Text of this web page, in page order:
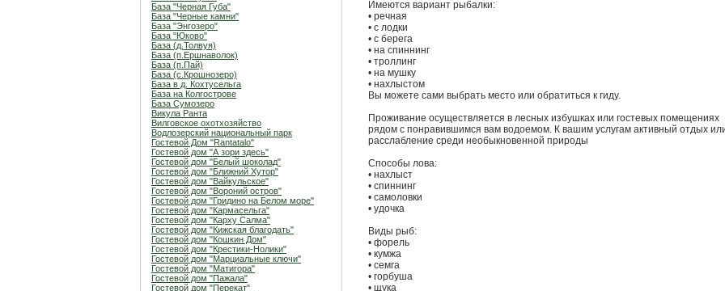
База "Черная Губа"
База "Черные камни"
База "Энгозеро"
База "Юково"
База (д.Толвуя)
База (п.Ершнаволок)
База (п.Пай)
База (с.Крошнозеро)
База в д. Кохтусельга
База на Колгострове
База Сумозеро
Викула Ранта
Вилговское охотхозяйство
Водлозерский национальный парк
Гостевой Дом "Rantatalo"
Гостевой дом "А зори здесь"
Гостевой дом "Белый шоколад"
Гостевой дом "Ближний Хутор"
Гостевой дом "Вайкульское"
Гостевой дом "Вороний остров"
Гостевой дом "Гридино на Белом море"
Гостевой дом "Кармасельга"
Гостевой дом "Карху Салма"
Гостевой дом "Кижская благодать"
Гостевой дом "Кошкин Дом"
Гостевой дом "Крестики-Нолики"
Гостевой дом "Марциальные ключи"
Гостевой дом "Матигора"
Гостевой дом "Пажала"
Гостевой дом "Перекат"
Имеются вариант рыбалки:
• речная
• с лодки
• с берега
• на спиннинг
• троллинг
• на мушку
• нахлыстом
Вы можете сами выбрать место или обратиться к гиду.
Проживание осуществляется в лесных избушках или гостевых помещениях
рядом с понравившимся вам водоемом. К вашим услугам активный отдых
расслабление среди необыкновенной природы
Способы лова:
• нахлыст
• спиннинг
• самоловки
• удочка
Виды рыб:
• форель
• кумжа
• семга
• горбуша
• щука